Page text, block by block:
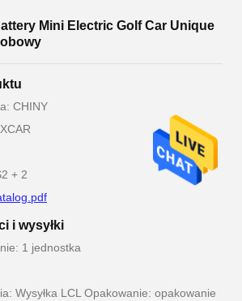
Mini Electric Golf Car Unique
CHINY
+ 2
i wysyłki
1 jednostka
Wysyłka LCL Opakowanie: opakowanie